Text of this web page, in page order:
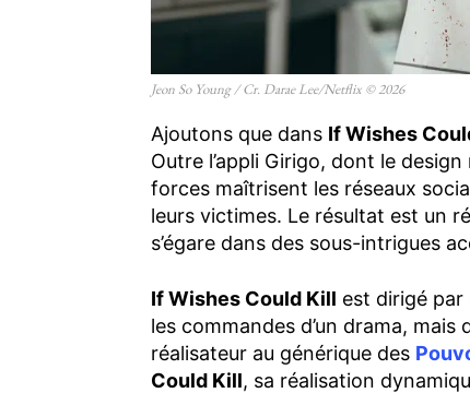
Jeon So Young / Cr. Darae Lee/Netflix © 2026
Ajoutons que dans If Wishes
Outre l’appli Girigo, dont le
forces maîtrisent les réseaux
leurs victimes. Le résultat est un
s’égare dans des sous-intrigues
If Wishes Could Kill est dirigé par
les commandes d’un drama,
réalisateur au générique des
Could Kill, sa réalisation